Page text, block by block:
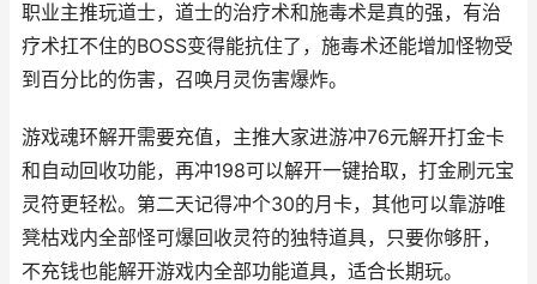
职业主推玩道士，道士的治疗术和施毒术是真的强，有治
疗术扛不住的BOSS变得能抗住了，施毒术还能增加怪物受
到百分比的伤害，召唤月灵伤害爆炸。
游戏魂环解开需要充值，主推大家进游冲76元解开打金卡
和自动回收功能，再冲198可以解开一键拾取，打金刷元宝
灵符更轻松。第二天记得冲个30的月卡，其他可以靠游唯
凳枯戏内全部怪可爆回收灵符的独特道具，只要你够肝，
不充钱也能解开游戏内全部功能道具，适合长期玩。